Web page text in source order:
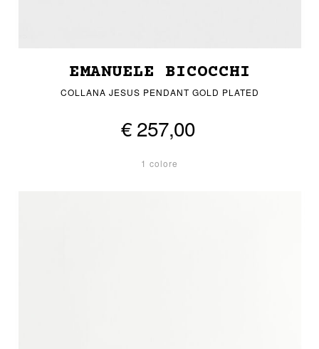
EMANUELE BICOCCHI
COLLANA JESUS PENDANT GOLD PLATED
€ 257,00
1 colore